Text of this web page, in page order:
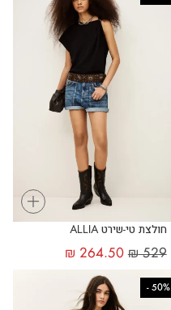
+
חולצת טי-שירט ALLIA
₪529
₪ 264.50
50%
-